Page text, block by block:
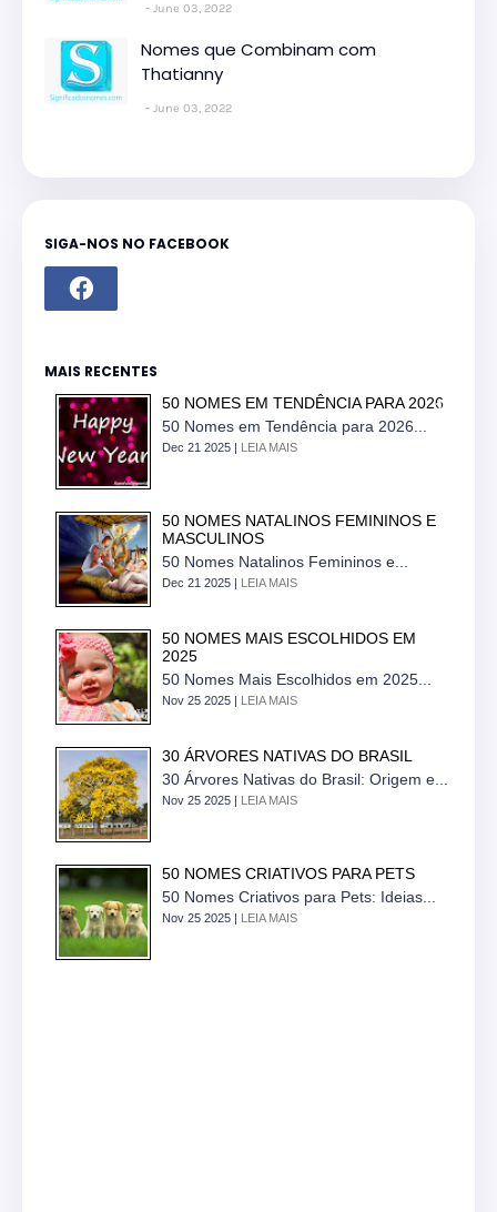
June 03, 2022
Nomes que Combinam com
Thatianny
June 03, 2022
SIGA-NOS NO FACEBOOK
MAIS RECENTES
50 NOMES EM TENDÊNCIA PARA 2026
50 Nomes em Tendência para 2026...
Dec 21 2025 | LEIA MAIS
50 NOMES NATALINOS FEMININOS E
MASCULINOS
50 Nomes Natalinos Femininos e...
Dec 21 2025 | LEIA MAIS
50 NOMES MAIS ESCOLHIDOS EM
2025
50 Nomes Mais Escolhidos em 2025...
Nov 25 2025 | LEIA MAIS
30 ÁRVORES NATIVAS DO BRASIL
30 Árvores Nativas do Brasil: Origem e...
Nov 25 2025 | LEIA MAIS
50 NOMES CRIATIVOS PARA PETS
50 Nomes Criativos para Pets: Ideias...
Nov 25 2025 | LEIA MAIS